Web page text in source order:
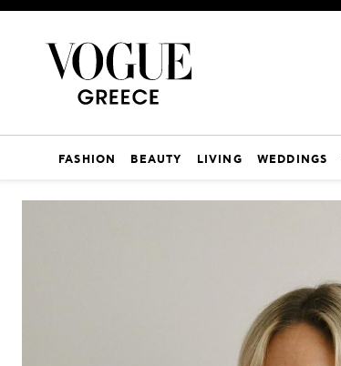
FASHION BEAUTY LIVING WEDDINGS